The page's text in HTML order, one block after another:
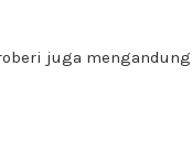
juga mengandung